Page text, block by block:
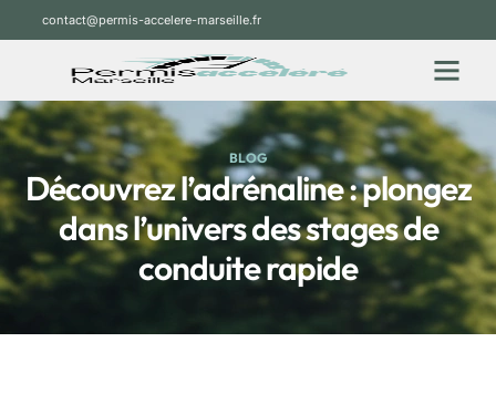
contact@permis-accelere-marseille.fr
BLOG
Découvrez l’adrénaline : plongez
dans l’univers des stages de
conduite rapide